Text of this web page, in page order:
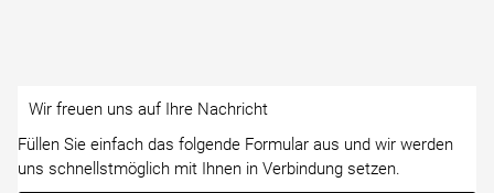
Wir freuen uns auf Ihre Nachricht
Füllen Sie einfach das folgende Formular aus und wir werden
uns schnellstmöglich mit Ihnen in Verbindung setzen.